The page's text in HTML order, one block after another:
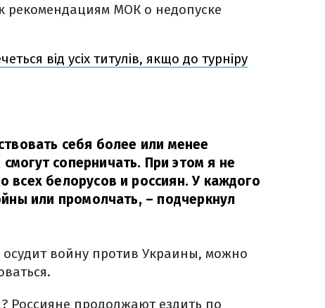
МОК о недопуске
від усіх титулів, якщо до турніру
себя более или менее
соперничать. При этом я не
белорусов и россиян. У каждого
или промолчать, – подчеркнул
осудит войну против Украины, можно
Россияне продолжают ездить по